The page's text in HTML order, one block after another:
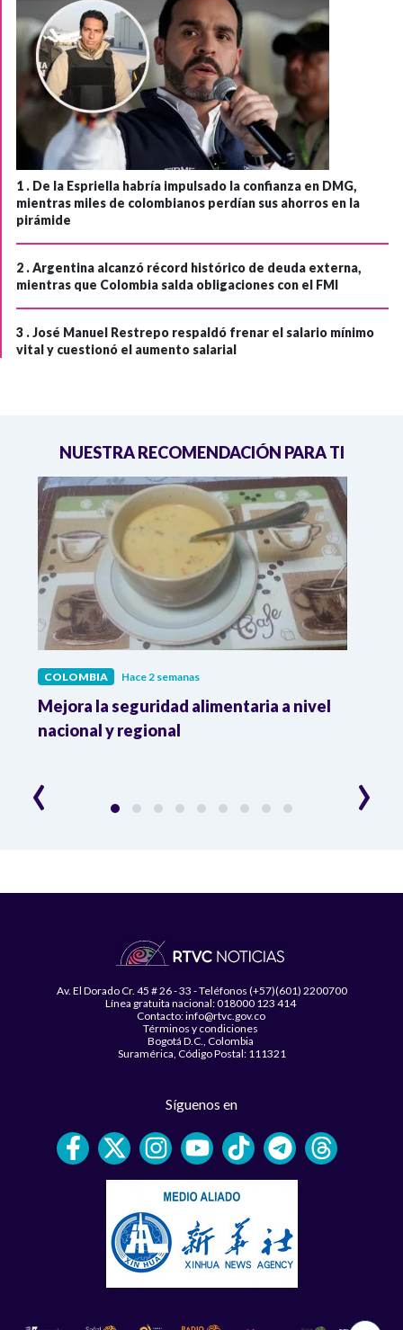
1 . De la Espriella habría impulsado la confianza en DMG,
mientras miles de colombianos perdían sus ahorros en la
pirámide
2 .Argentina alcanzó récord histórico de deuda externa,
mientras que Colombia salda obligaciones con el FMI
3 .José Manuel Restrepo respaldó frenar el salario mínimo
vital y cuestionó el aumento salarial
NUESTRA RECOMENDACIÓN PARA TI
COLOMBIA Hace 2 semanas
Mejora la seguridad alimentaria a nivel
nacional y regional
‹ ›
Av. El Dorado Cr. 45 # 26 - 33 - Teléfonos (+57)(601) 2200700
Línea gratuita nacional: 018000 123 414
Contacto: info@rtvc.gov.co
Términos y condiciones
Bogotá D.C., Colombia
Suramérica, Código Postal: 111321
Síguenos en